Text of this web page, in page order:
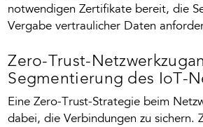
notwendigen Zertifikate bereit, die
Vergabe vertraulicher Daten
Zero-Trust-
Segmentierung des IoT-
Eine Zero-Trust-Strategie beim
dabei, die Verbindungen zu sichern.